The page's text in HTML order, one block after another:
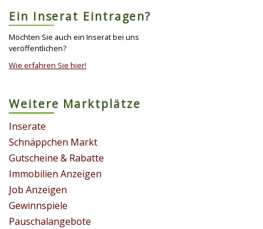
Ein Inserat Eintragen?
Möchten Sie auch ein Inserat bei uns
veröffentlichen?
Wie erfahren Sie hier!
Weitere Marktplätze
Inserate
Schnäppchen Markt
Gutscheine & Rabatte
Immobilien Anzeigen
Job Anzeigen
Gewinnspiele
Pauschalangebote